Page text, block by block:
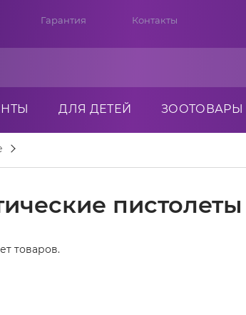
Гарантия Контакты
ДЛЯ ДЕТЕЙ ЗООТОВАРЫ
пистолеты
товаров.